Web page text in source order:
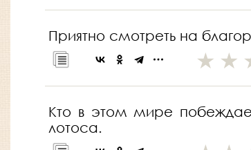
Приятно смотреть на
Кто в этом мире
лотоса.